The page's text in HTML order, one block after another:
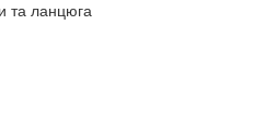
та ланцюга